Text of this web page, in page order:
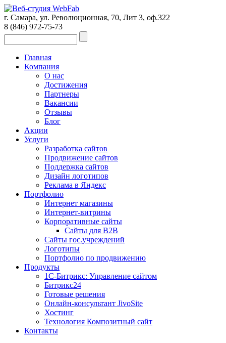
г. Самара, ул. Революционная, 70, Лит 3, оф.322
8 (846) 972-75-73
Главная
Компания
О нас
Достижения
Партнеры
Вакансии
Отзывы
Блог
Акции
Услуги
Разработка сайтов
Продвижение сайтов
Поддержка сайтов
Дизайн логотипов
Реклама в Яндекс
Портфолио
Интернет магазины
Интернет-витрины
Корпоративные сайты
Сайты для B2B
Сайты гос.учреждений
Логотипы
Портфолио по продвижению
Продукты
1С-Битрикс: Управление сайтом
Битрикс24
Готовые решения
Онлайн-консультант JivoSite
Хостинг
Технология Композитный сайт
Контакты